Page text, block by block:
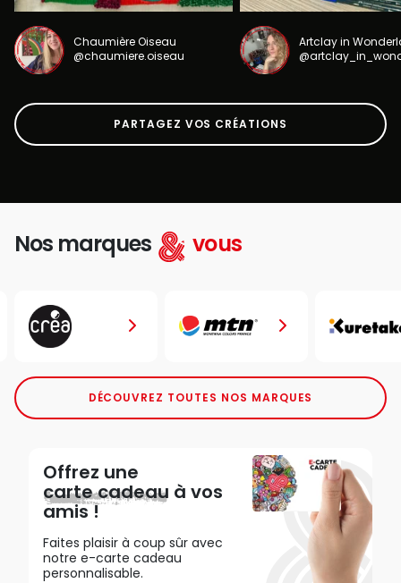
Chaumière Oiseau
@chaumiere.oiseau
Artclay in
PARTAGEZ VOS CRÉATIONS
Nos marques vous
DÉCOUVREZ TOUTES NOS MARQUES
Offrez une
carte cadeau à vos
amis !
Faites plaisir à coup sûr avec
notre e-carte cadeau
personnalisable.